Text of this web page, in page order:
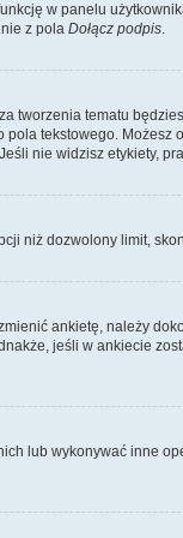
w panelu
z pola Dołącz podpis
tworzenia tematu
tekstowego.
nie widzisz etykiety,
niż dozwolony limit,
ankietę, należy
jeśli w ankiecie
lub wykonywać inne